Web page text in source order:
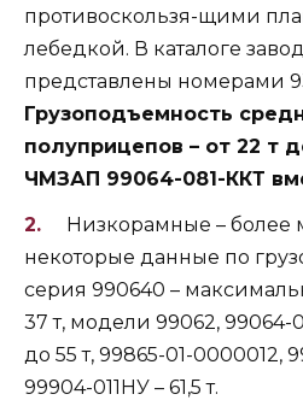
противоскользя-щими
лебедкой. В каталоге
представлены номерами
Грузоподъемность
полуприцепов – от 22 т
ЧМЗАП 99064-081-ККТ
Низкорамные – более
некоторые данные по
серия 990640 –
37 т, модели 99062, 99064-
до 55 т, 99865-01-0000012,
99904-011НУ – 61,5 т.